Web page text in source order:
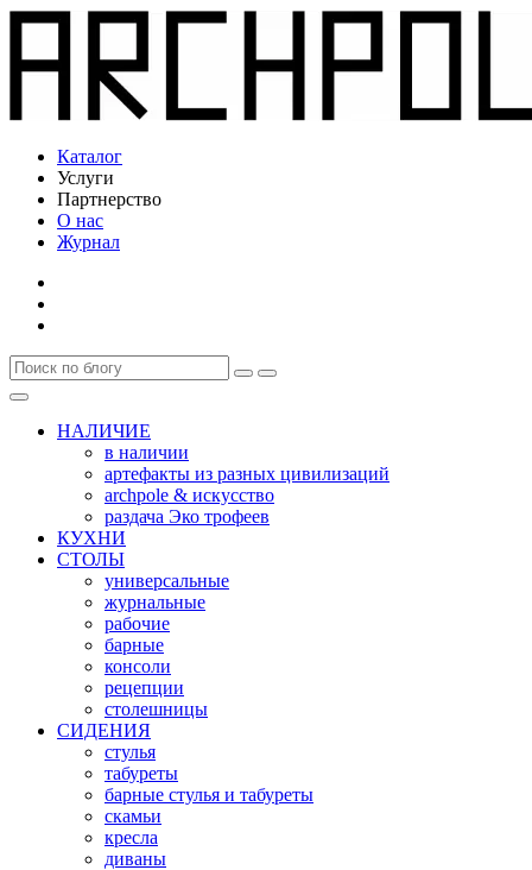
Каталог
Услуги
Партнерство
О нас
Журнал
НАЛИЧИЕ
в наличии
артефакты из разных цивилизаций
archpole & искусство
раздача Эко трофеев
КУХНИ
СТОЛЫ
универсальные
журнальные
рабочие
барные
консоли
рецепции
столешницы
СИДЕНИЯ
стулья
табуреты
барные стулья и табуреты
скамьи
кресла
диваны